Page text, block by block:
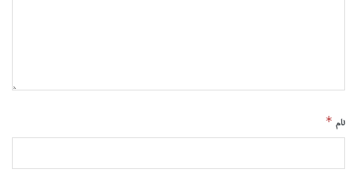
نام *